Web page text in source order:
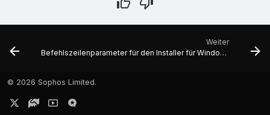
Weiter
Befehlszeilenparameter für den Installer für Windows
© 2026 Sophos Limited.